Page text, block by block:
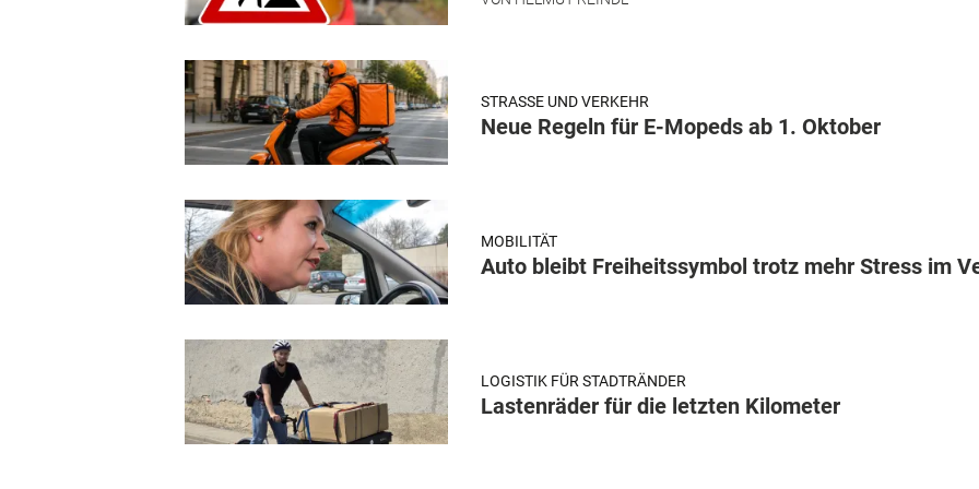
STRASSE UND VERKEHR
Neue Regeln für E-Mopeds ab 1. Oktober
MOBILITÄT
Auto bleibt Freiheitssymbol trotz mehr Stress im
LOGISTIK FÜR STADTRÄNDER
Lastenräder für die letzten Kilometer